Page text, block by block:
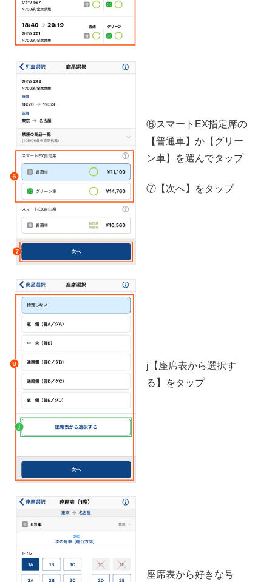
⑥スマートEX指定席の
【普通車】か【グリー
ン車】を選んでタップ
⑦【次へ】をタップ
j【座席表から選択す
る】をタップ
座席表から好きな号